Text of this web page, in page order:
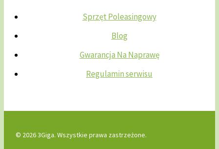
Sprzęt Poleasingowy
Blog
Gwarancja Na Naprawę
Regulamin serwisu
© 2026 3Giga. Wszystkie prawa zastrzeżone.